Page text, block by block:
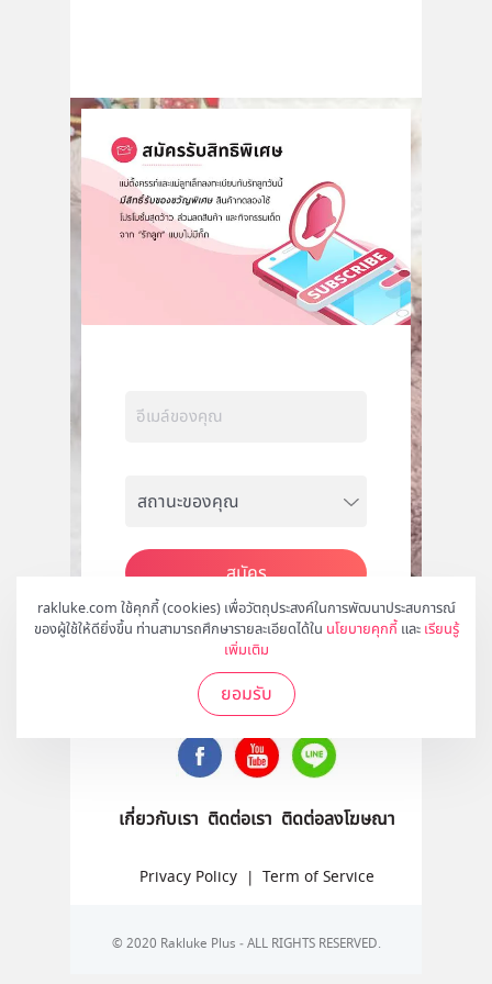
rakluke.com ใช้คุกกี้ (cookies) เพื่อวัตถุประสงค์ในการพัฒนาประสบการณ์
ของผู้ใช้ให้ดียิ่งขึ้น ท่านสามารถศึกษารายละเอียดได้ใน นโยบายคุกกี้ และ เรียนรู้
เพิ่มเติม
ยอมรับ
สมัคร
ติดตามเราได้ที่
เกี่ยวกับเรา ติดต่อเรา ติดต่อลงโฆษณา
Privacy Policy | Term of Service
© 2020 Rakluke Plus - ALL RIGHTS RESERVED.